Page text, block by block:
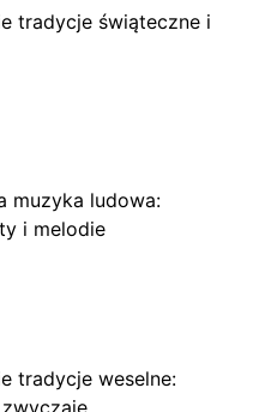
tradycje świąteczne i
muzyka ludowa:
i melodie
tradycje weselne: